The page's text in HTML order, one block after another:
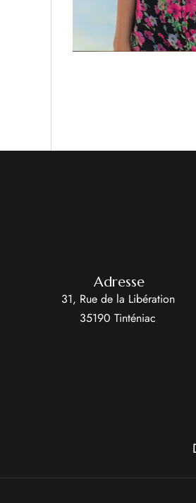
Adresse
31, Rue de la Libération
35190 Tinténiac